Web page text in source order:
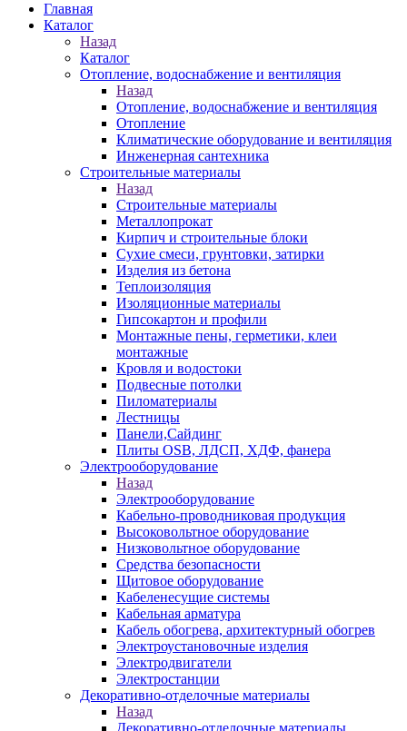
Главная
Каталог
Назад
Каталог
Отопление, водоснабжение и вентиляция
Назад
Отопление, водоснабжение и вентиляция
Отопление
Климатические оборудование и вентиляция
Инженерная сантехника
Строительные материалы
Назад
Строительные материалы
Металлопрокат
Кирпич и строительные блоки
Сухие смеси, грунтовки, затирки
Изделия из бетона
Теплоизоляция
Изоляционные материалы
Гипсокартон и профили
Монтажные пены, герметики, клеи
монтажные
Кровля и водостоки
Подвесные потолки
Пиломатериалы
Лестницы
Панели,Сайдинг
Плиты OSB, ЛДСП, ХДФ, фанера
Электрооборудование
Назад
Электрооборудование
Кабельно-проводниковая продукция
Высоковольтное оборудование
Низковольтное оборудование
Средства безопасности
Щитовое оборудование
Кабеленесущие системы
Кабельная арматура
Кабель обогрева, архитектурный обогрев
Электроустановочные изделия
Электродвигатели
Электростанции
Декоративно-отделочные материалы
Назад
Декоративно-отделочные материалы